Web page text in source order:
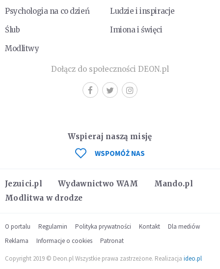
Psychologia na co dzień
Ludzie i inspiracje
Ślub
Imiona i święci
Modlitwy
Dołącz do społeczności DEON.pl
Jezuici.pl Wydawnictwo WAM
Mando.pl
Modlitwa w drodze
Wspieraj naszą misję
WSPOMÓŻ NAS
O portalu Regulamin Polityka prywatności Kontakt
Dla mediów
Reklama
Informacje o cookies Patronat
Copyright 2019 © Deon.pl Wszystkie prawa zastrzeżone. Realizacja ideo.pl